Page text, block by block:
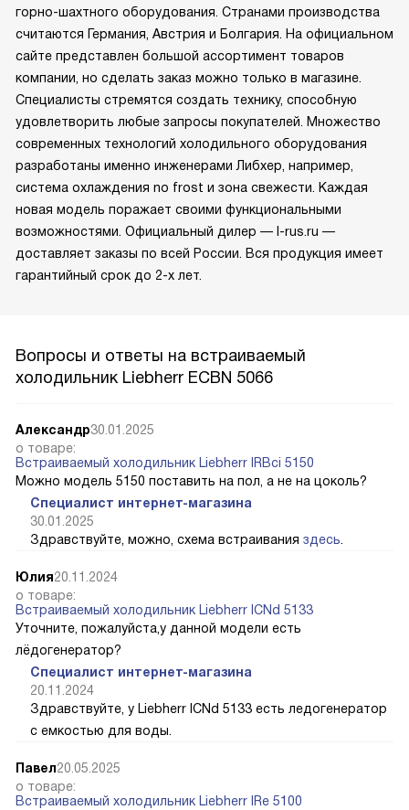
горно-шахтного оборудования. Странами производства
считаются Германия, Австрия и Болгария. На официальном
сайте представлен большой ассортимент товаров
компании, но сделать заказ можно только в магазине.
Специалисты стремятся создать технику, способную
удовлетворить любые запросы покупателей. Множество
современных технологий холодильного оборудования
разработаны именно инженерами Либхер, например,
система охлаждения no frost и зона свежести. Каждая
новая модель поражает своими функциональными
возможностями. Официальный дилер — l-rus.ru —
доставляет заказы по всей России. Вся продукция имеет
гарантийный срок до 2-х лет.
Вопросы и ответы на встраиваемый
холодильник Liebherr ECBN 5066
Александр30.01.2025
о товаре:
Встраиваемый холодильник Liebherr IRBci 5150
Можно модель 5150 поставить на пол, а не на цоколь?
Специалист интернет-магазина
30.01.2025
Здравствуйте, можно, схема встраивания здесь.
Юлия20.11.2024
о товаре:
Встраиваемый холодильник Liebherr ICNd 5133
Уточните, пожалуйста,у данной модели есть
лёдогенератор?
Специалист интернет-магазина
20.11.2024
Здравствуйте, у Liebherr ICNd 5133 есть ледогенератор
с емкостью для воды.
Павел20.05.2025
о товаре:
Встраиваемый холодильник Liebherr IRe 5100